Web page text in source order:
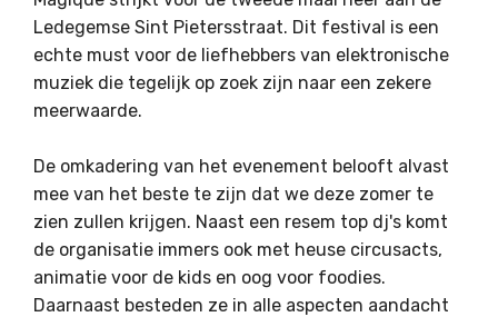
Ledegemse Sint Pietersstraat. Dit festival is een
echte must voor de liefhebbers van elektronische
muziek die tegelijk op zoek zijn naar een zekere
meerwaarde.
De omkadering van het evenement belooft alvast
mee van het beste te zijn dat we deze zomer te
zien zullen krijgen. Naast een resem top dj's komt
de organisatie immers ook met heuse circusacts,
animatie voor de kids en oog voor foodies.
Daarnaast besteden ze in alle aspecten aandacht